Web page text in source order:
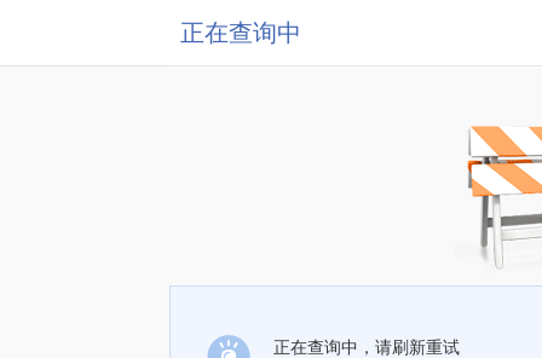
正在查询中
正在查询中，请刷新重试